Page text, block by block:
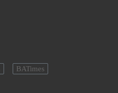
BATimes